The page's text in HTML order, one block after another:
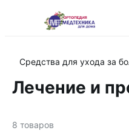
Средства для ухода за
Лечение и
8 товаров